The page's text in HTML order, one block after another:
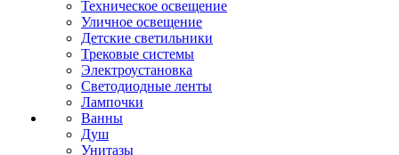
Техническое освещение
Уличное освещение
Детские светильники
Трековые системы
Электроустановка
Светодиодные ленты
Лампочки
Ванны
Душ
Унитазы